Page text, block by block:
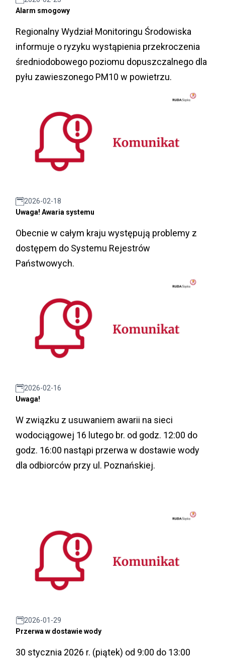
Alarm smogowy
Regionalny Wydział Monitoringu Środowiska
informuje o ryzyku wystąpienia przekroczenia
średniodobowego poziomu dopuszczalnego dla
pyłu zawieszonego PM10 w powietrzu.
2026-02-18
Uwaga! Awaria systemu
Obecnie w całym kraju występują problemy z
dostępem do Systemu Rejestrów
Państwowych.
2026-02-16
Uwaga!
W związku z usuwaniem awarii na sieci
wodociągowej 16 lutego br. od godz. 12:00 do
godz. 16:00 nastąpi przerwa w dostawie wody
dla odbiorców przy ul. Poznańskiej.
2026-01-29
Przerwa w dostawie wody
30 stycznia 2026 r. (piątek) od 9:00 do 13:00